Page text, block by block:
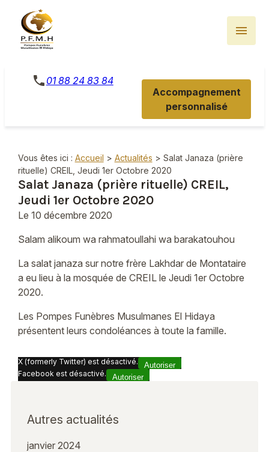
menu
phone 01 88 24 83 84
Accompagnement
personnalisé
Vous êtes ici : Accueil > Actualités > Salat Janaza (prière
rituelle) CREIL, Jeudi 1er Octobre 2020
Salat Janaza (prière rituelle) CREIL,
Jeudi 1er Octobre 2020
Le 10 décembre 2020
Salam alikoum wa rahmatoullahi wa barakatouhou
La salat janaza sur notre frère Lakhdar de Montataire
a eu lieu à la mosquée de CREIL le Jeudi 1er Octobre
2020.
Les Pompes Funèbres Musulmanes El Hidaya
présentent leurs condoléances à toute la famille.
X (formerly Twitter) est désactivé.
Autoriser
Facebook est désactivé.
Autoriser
Autres actualités
janvier 2024
Panneau de gestion des cookies